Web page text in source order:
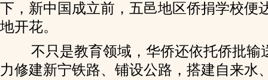
下，新中国成立前，五邑地区侨捐学校便
地开花。
不只是教育领域，华侨还依托侨批输
力修建新宁铁路、铺设公路，搭建自来水